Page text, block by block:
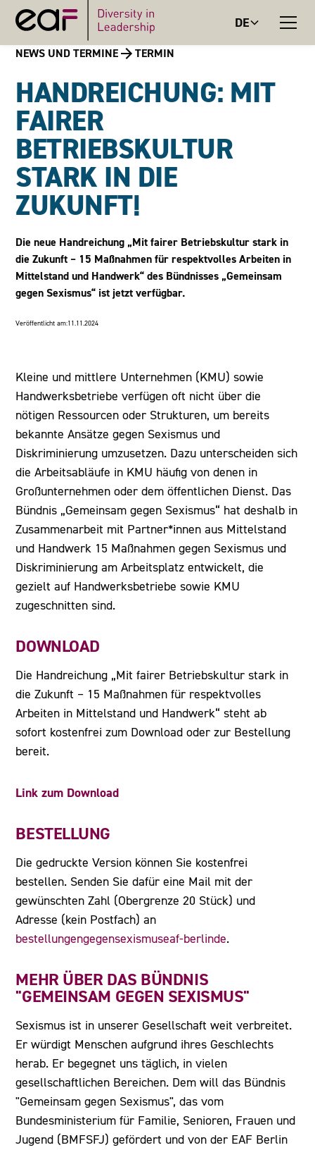
DE
NEWS UND TERMINE TERMIN
HANDREICHUNG: MIT
FAIRER
BETRIEBSKULTUR
STARK IN DIE
ZUKUNFT!
Die neue Handreichung „Mit fairer Betriebskultur stark in
die Zukunft – 15 Maßnahmen für respektvolles Arbeiten in
Mittelstand und Handwerk“ des Bündnisses „Gemeinsam
gegen Sexismus“ ist jetzt verfügbar.
Veröffentlicht am:11.11.2024
Kleine und mittlere Unternehmen (KMU) sowie
Handwerksbetriebe verfügen oft nicht über die
nötigen Ressourcen oder Strukturen, um bereits
bekannte Ansätze gegen Sexismus und
Diskriminierung umzusetzen. Dazu unterscheiden sich
die Arbeitsabläufe in KMU häufig von denen in
Großunternehmen oder dem öffentlichen Dienst. Das
Bündnis „Gemeinsam gegen Sexismus“ hat deshalb in
Zusammenarbeit mit Partner*innen aus Mittelstand
und Handwerk 15 Maßnahmen gegen Sexismus und
Diskriminierung am Arbeitsplatz entwickelt, die
gezielt auf Handwerksbetriebe sowie KMU
zugeschnitten sind.
DOWNLOAD
Die Handreichung „Mit fairer Betriebskultur stark in
die Zukunft – 15 Maßnahmen für respektvolles
Arbeiten in Mittelstand und Handwerk“ steht ab
sofort kostenfrei zum Download oder zur Bestellung
bereit.
Link zum Download
BESTELLUNG
Die gedruckte Version können Sie kostenfrei
bestellen. Senden Sie dafür eine Mail mit der
gewünschten Zahl (Obergrenze 20 Stück) und
Adresse (kein Postfach) an
bestellungengegensexismuseaf-berlinde.
MEHR ÜBER DAS BÜNDNIS
"GEMEINSAM GEGEN SEXISMUS"
Sexismus ist in unserer Gesellschaft weit verbreitet.
Er würdigt Menschen aufgrund ihres Geschlechts
herab. Er begegnet uns täglich, in vielen
gesellschaftlichen Bereichen. Dem will das Bündnis
"Gemeinsam gegen Sexismus", das vom
Bundesministerium für Familie, Senioren, Frauen und
Jugend (BMFSFJ) gefördert und von der EAF Berlin